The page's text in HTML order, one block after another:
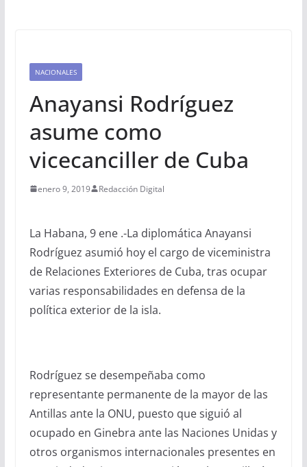
NACIONALES
Anayansi Rodríguez
asume como
vicecanciller de Cuba
enero 9, 2019 Redacción Digital
La Habana, 9 ene .-La diplomática Anayansi
Rodríguez asumió hoy el cargo de viceministra
de Relaciones Exteriores de Cuba, tras ocupar
varias responsabilidades en defensa de la
política exterior de la isla.
Rodríguez se desempeñaba como
representante permanente de la mayor de las
Antillas ante la ONU, puesto que siguió al
ocupado en Ginebra ante las Naciones Unidas y
otros organismos internacionales presentes en